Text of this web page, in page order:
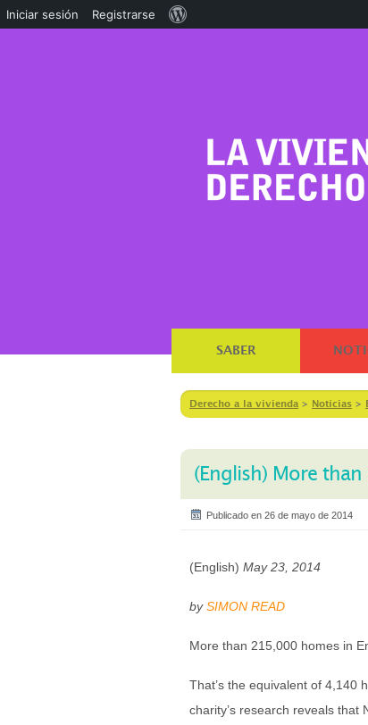
SABER
Derecho a la vivienda > Notícias >
(English) More
Publicado en 26 de mayo de 2014
(English) May 23, 2014
bySIMON READ
More than 215,000 homes in
That’s the equivalent of 4,140
charity’s research reveals
Iniciar sesión Registrarse